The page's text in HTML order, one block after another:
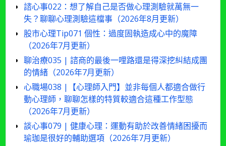
諮心事022：想了解自己是否做心理測驗就萬無一
失？聊聊心理測驗這檔事（2026年8月更新）
股市心理Tip071 個性：過度固執造成心中的魔障
（2026年7月更新）
聊治療035 | 諮商的最後一哩路還是得深挖糾結成團
的情緒（2026年7月更新）
心職場038 |【心理師入門】並非每個人都適合做行
動心理師，聊聊怎樣的特質較適合這種工作型態
（2026年7月更新）
談心事079 | 健康心理：運動有助於改善情緒困擾而
瑜珈是很好的輔助選項（2026年7月更新）